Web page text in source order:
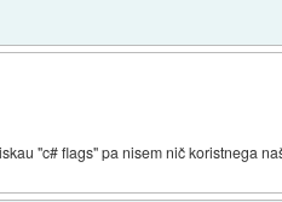
"c# flags" pa nisem nič koristnega